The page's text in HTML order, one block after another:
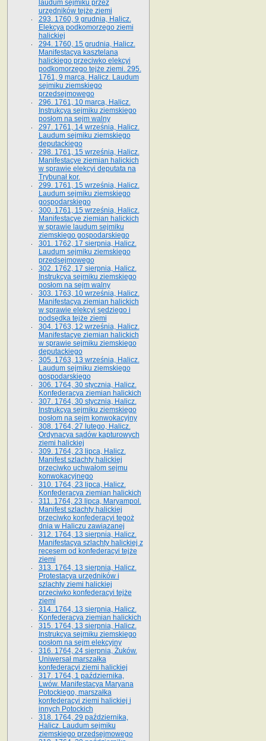
laudum sejmiku przez
urzędników tejże ziemi
293. 1760, 9 grudnia, Halicz.
Elekcya podkomorzego ziemi
halickiej
294. 1760, 15 grudnia, Halicz.
Manifestacya kasztelana
halickiego przeciwko elekcyi
podkomorzego tejże ziemi. 295.
1761, 9 marca, Halicz. Laudum
sejmiku ziemskiego
przedsejmowego
296. 1761, 10 marca, Halicz.
Instrukcya sejmiku ziemskiego
posłom na sejm walny
297. 1761, 14 września, Halicz.
Laudum sejmiku ziemskiego
deputackiego
298. 1761, 15 września, Halicz.
Manifestacye ziemian halickich
w sprawie elekcyi deputata na
Trybunał kor.
299. 1761, 15 września, Halicz.
Laudum sejmiku ziemskiego
gospodarskiego
300. 1761, 15 września, Halicz.
Manifestacye ziemian halickich
w sprawie laudum sejmiku
ziemskiego gospodarskiego
301. 1762, 17 sierpnia, Halicz.
Laudum sejmiku ziemskiego
przedsejmowego
302. 1762, 17 sierpnia, Halicz.
Instrukcya sejmiku ziemskiego
posłom na sejm walny
303. 1763, 10 września, Halicz.
Manifestacya ziemian halickich
w sprawie elekcyi sędziego i
podsędka tejże ziemi
304. 1763, 12 września, Halicz.
Manifestacye ziemian halickich
w sprawie sejmiku ziemskiego
deputackiego
305. 1763, 13 września, Halicz.
Laudum sejmiku ziemskiego
gospodarskiego
306. 1764, 30 stycznia, Halicz.
Konfederacya ziemian halickich
307. 1764, 30 stycznia, Halicz.
Instrukcya sejmiku ziemskiego
posłom na sejm konwokacyjny
308. 1764, 27 lutego, Halicz.
Ordynacya sądów kapturowych
ziemi halickiej
309. 1764, 23 lipca, Halicz.
Manifest szlachty halickiej
przeciwko uchwałom sejmu
konwokacyjnego
310. 1764, 23 lipca, Halicz.
Konfederacya ziemian halickich
311. 1764, 23 lipca, Maryampol.
Manifest szlachty halickiej
przeciwko konfederacyi tegoż
dnia w Haliczu zawiązanej
312. 1764, 13 sierpnia, Halicz.
Manifestacya szlachty halickiej z
recesem od konfederacyi tejże
ziemi
313. 1764, 13 sierpnia, Halicz.
Protestacya urzędników i
szlachty ziemi halickiej
przeciwko konfederacyi tejże
ziemi
314. 1764, 13 sierpnia, Halicz.
Konfederacya ziemian halickich
315. 1764, 13 sierpnia, Halicz.
Instrukcya sejmiku ziemskiego
posłom na sejm elekcyjny
316. 1764, 24 sierpnia, Żuków.
Uniwersał marszałka
konfederacyi ziemi halickiej
317. 1764, 1 października,
Lwów. Manifestacya Maryana
Potockiego, marszałka
konfederacyi ziemi halickiej i
innych Potockich
318. 1764, 29 października,
Halicz. Laudum sejmiku
ziemskiego przedsejmowego